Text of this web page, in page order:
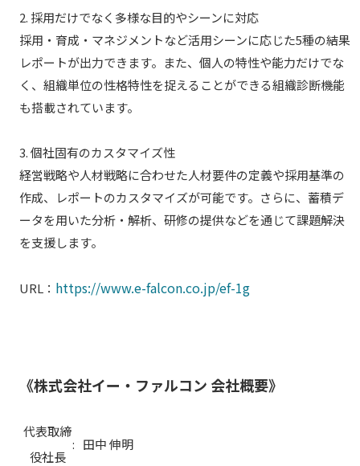
2. 採用だけでなく多様な目的やシーンに対応
採用・育成・マネジメントなど活用シーンに応じた5種の結果
レポートが出力できます。また、個人の特性や能力だけでな
く、組織単位の性格特性を捉えることができる組織診断機能
も搭載されています。
3. 個社固有のカスタマイズ性
経営戦略や人材戦略に合わせた人材要件の定義や採用基準の
作成、レポートのカスタマイズが可能です。さらに、蓄積デ
ータを用いた分析・解析、研修の提供などを通じて課題解決
を支援します。
URL： https://www.e-falcon.co.jp/ef-1g
《株式会社イー・ファルコン 会社概要》
代表取締
役社長
: 田中 伸明